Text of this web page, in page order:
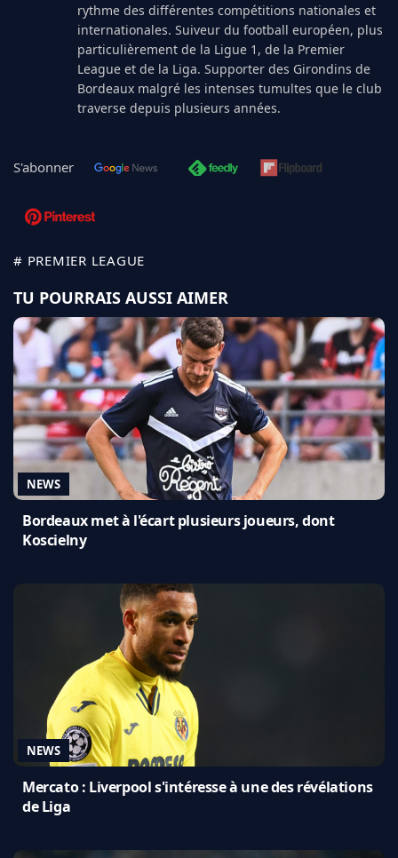
rythme des différentes compétitions nationales et
internationales. Suiveur du football européen, plus
particulièrement de la Ligue 1, de la Premier
League et de la Liga. Supporter des Girondins de
Bordeaux malgré les intenses tumultes que le club
traverse depuis plusieurs années.
S'abonner
# PREMIER LEAGUE
TU POURRAIS AUSSI AIMER
NEWS
Bordeaux met à l'écart plusieurs joueurs, dont
Koscielny
NEWS
Mercato : Liverpool s'intéresse à une des révélations
de Liga